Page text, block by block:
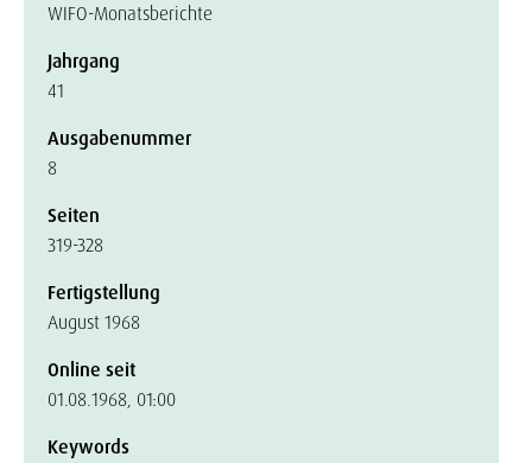
WIFO-Monatsberichte
Jahrgang
41
Ausgabenummer
8
Seiten
319-328
Fertigstellung
August 1968
Online seit
01.08.1968, 01:00
Keywords